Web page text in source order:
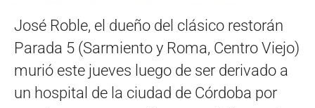
José Roble, el dueño del clásico restorán
Parada 5 (Sarmiento y Roma, Centro Viejo)
murió este jueves luego de ser derivado a
un hospital de la ciudad de Córdoba por